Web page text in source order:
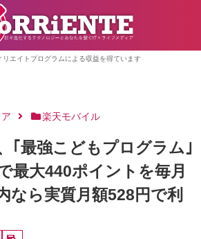
リエイトプログラムによる収益を得ています
楽天モバイル
｢最強こどもプログラム｣
最大440ポイントを毎月
なら実質月額528円で利